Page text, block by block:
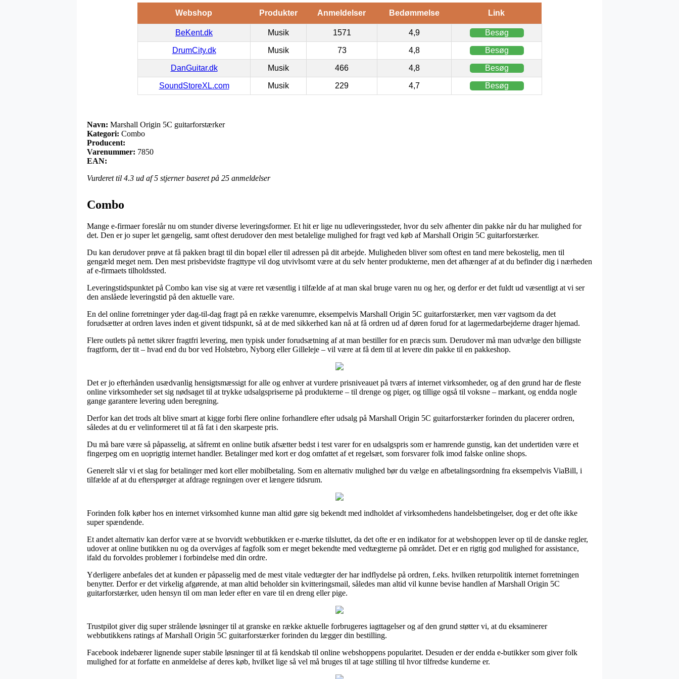
Webshop Produkter Anmeldelser Bedømmelse Link
BeKent.dk Musik 1571 4,9 Besøg
DrumCity.dk Musik 73 4,8 Besøg
DanGuitar.dk Musik 466 4,8 Besøg
SoundStoreXL.com Musik 229 4,7 Besøg
Navn: Marshall Origin 5C guitarforstærker
Kategori: Combo
Producent:
Varenummer: 7850
EAN:
Vurderet til 4.3 ud af 5 stjerner baseret på 25 anmeldelser
Combo
Mange e-firmaer foreslår nu om stunder diverse leveringsformer. Et hit er lige nu udleveringssteder, hvor du selv afhenter din pakke når du har mulighed for
det. Den er jo super let gængelig, samt oftest derudover den mest betalelige mulighed for fragt ved køb af Marshall Origin 5C guitarforstærker.
Du kan derudover prøve at få pakken bragt til din bopæl eller til adressen på dit arbejde. Muligheden bliver som oftest en tand mere bekostelig, men til
gengæld meget nem. Den mest prisbevidste fragttype vil dog utvivlsomt være at du selv henter produkterne, men det afhænger af at du befinder dig i nærheden
af e-firmaets tilholdssted.
Leveringstidspunktet på Combo kan vise sig at være ret væsentlig i tilfælde af at man skal bruge varen nu og her, og derfor er det fuldt ud væsentligt at vi ser
den anslåede leveringstid på den aktuelle vare.
En del online forretninger yder dag-til-dag fragt på en række varenumre, eksempelvis Marshall Origin 5C guitarforstærker, men vær vagtsom da det
forudsætter at ordren laves inden et givent tidspunkt, så at de med sikkerhed kan nå at få ordren ud af døren forud for at lagermedarbejderne drager hjemad.
Flere outlets på nettet sikrer fragtfri levering, men typisk under forudsætning af at man bestiller for en præcis sum. Derudover må man udvælge den billigste
fragtform, der tit – hvad end du bor ved Holstebro, Nyborg eller Gilleleje – vil være at få dem til at levere din pakke til en pakkeshop.
Det er jo efterhånden usædvanlig hensigtsmæssigt for alle og enhver at vurdere prisniveauet på tværs af internet virksomheder, og af den grund har de fleste
online virksomheder set sig nødsaget til at trykke udsalgspriserne på produkterne – til drenge og piger, og tillige også til voksne – markant, og endda nogle
gange garantere levering uden beregning.
Derfor kan det trods alt blive smart at kigge forbi flere online forhandlere efter udsalg på Marshall Origin 5C guitarforstærker forinden du placerer ordren,
således at du er velinformeret til at få fat i den skarpeste pris.
Du må bare være så påpasselig, at såfremt en online butik afsætter bedst i test varer for en udsalgspris som er hamrende gunstig, kan det undertiden være et
fingerpeg om en uoprigtig internet handler. Betalinger med kort er dog omfattet af et regelsæt, som forsvarer folk imod falske online shops.
Generelt slår vi et slag for betalinger med kort eller mobilbetaling. Som en alternativ mulighed bør du vælge en afbetalingsordning fra eksempelvis ViaBill, i
tilfælde af at du efterspørger at afdrage regningen over et længere tidsrum.
Forinden folk køber hos en internet virksomhed kunne man altid gøre sig bekendt med indholdet af virksomhedens handelsbetingelser, dog er det ofte ikke
super spændende.
Et andet alternativ kan derfor være at se hvorvidt webbutikken er e-mærke tilsluttet, da det ofte er en indikator for at webshoppen lever op til de danske regler,
udover at online butikken nu og da overvåges af fagfolk som er meget bekendte med vedtægterne på området. Det er en rigtig god mulighed for assistance,
ifald du forvoldes problemer i forbindelse med din ordre.
Yderligere anbefales det at kunden er påpasselig med de mest vitale vedtægter der har indflydelse på ordren, f.eks. hvilken returpolitik internet forretningen
benytter. Derfor er det virkelig afgørende, at man altid beholder sin kvitteringsmail, således man altid vil kunne bevise handlen af Marshall Origin 5C
guitarforstærker, uden hensyn til om man leder efter en vare til en dreng eller pige.
Trustpilot giver dig super strålende løsninger til at granske en række aktuelle forbrugeres iagttagelser og af den grund støtter vi, at du eksaminerer
webbutikkens ratings af Marshall Origin 5C guitarforstærker forinden du lægger din bestilling.
Facebook indebærer lignende super stabile løsninger til at få kendskab til online webshoppens popularitet. Desuden er der endda e-butikker som giver folk
mulighed for at forfatte en anmeldelse af deres køb, hvilket lige så vel må bruges til at tage stilling til hvor tilfredse kunderne er.